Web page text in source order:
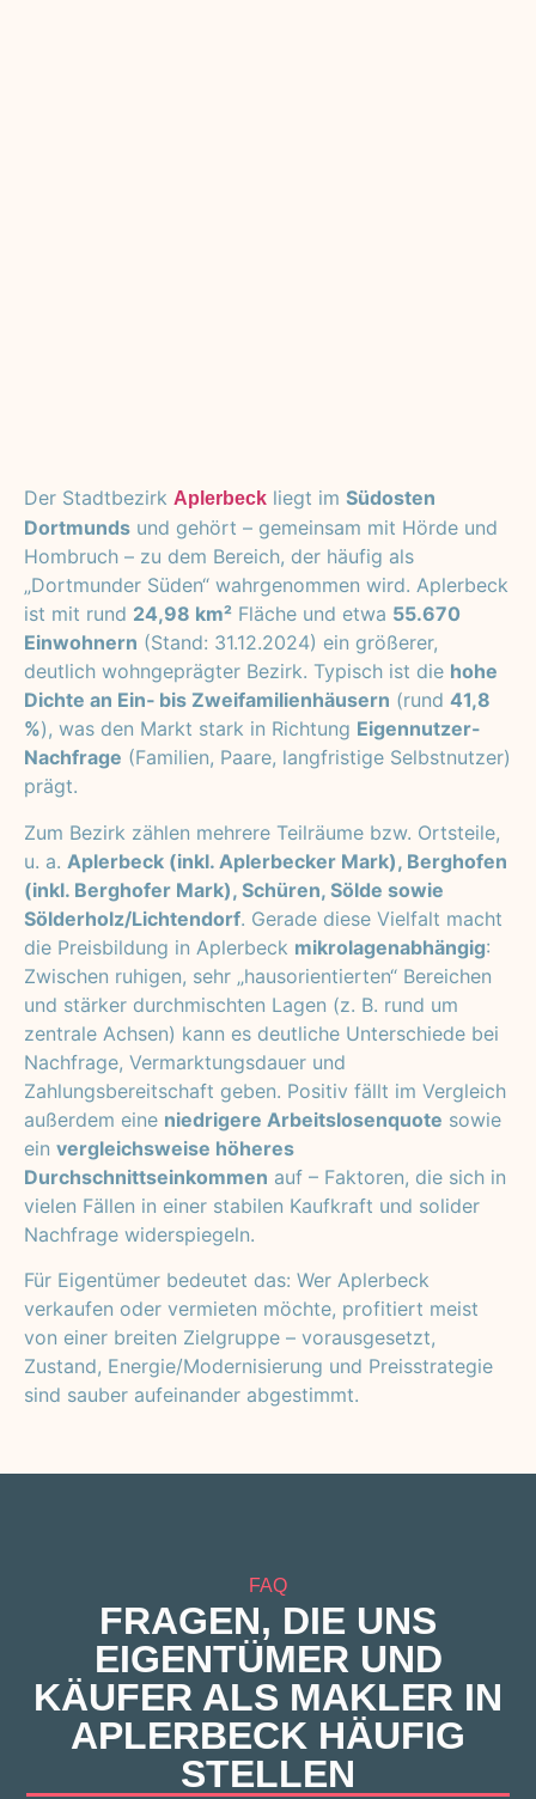
Der Stadtbezirk Aplerbeck liegt im Südosten
Dortmunds und gehört – gemeinsam mit Hörde und
Hombruch – zu dem Bereich, der häufig als
„Dortmunder Süden“ wahrgenommen wird. Aplerbeck
ist mit rund 24,98 km² Fläche und etwa 55.670
Einwohnern (Stand: 31.12.2024) ein größerer,
deutlich wohngeprägter Bezirk. Typisch ist die hohe
Dichte an Ein‑ bis Zweifamilienhäusern (rund 41,8
%), was den Markt stark in Richtung Eigennutzer-
Nachfrage (Familien, Paare, langfristige Selbstnutzer)
prägt.
Zum Bezirk zählen mehrere Teilräume bzw. Ortsteile,
u. a. Aplerbeck (inkl. Aplerbecker Mark), Berghofen
(inkl. Berghofer Mark), Schüren, Sölde sowie
Sölderholz/Lichtendorf. Gerade diese Vielfalt macht
die Preisbildung in Aplerbeck mikrolagenabhängig:
Zwischen ruhigen, sehr „hausorientierten“ Bereichen
und stärker durchmischten Lagen (z. B. rund um
zentrale Achsen) kann es deutliche Unterschiede bei
Nachfrage, Vermarktungsdauer und
Zahlungsbereitschaft geben. Positiv fällt im Vergleich
außerdem eine niedrigere Arbeitslosenquote sowie
ein vergleichsweise höheres
Durchschnittseinkommen auf – Faktoren, die sich in
vielen Fällen in einer stabilen Kaufkraft und solider
Nachfrage widerspiegeln.
Für Eigentümer bedeutet das: Wer Aplerbeck
verkaufen oder vermieten möchte, profitiert meist
von einer breiten Zielgruppe – vorausgesetzt,
Zustand, Energie/Modernisierung und Preisstrategie
sind sauber aufeinander abgestimmt.
FAQ
FRAGEN, DIE UNS
EIGENTÜMER UND
KÄUFER ALS MAKLER IN
APLERBECK HÄUFIG
STELLEN